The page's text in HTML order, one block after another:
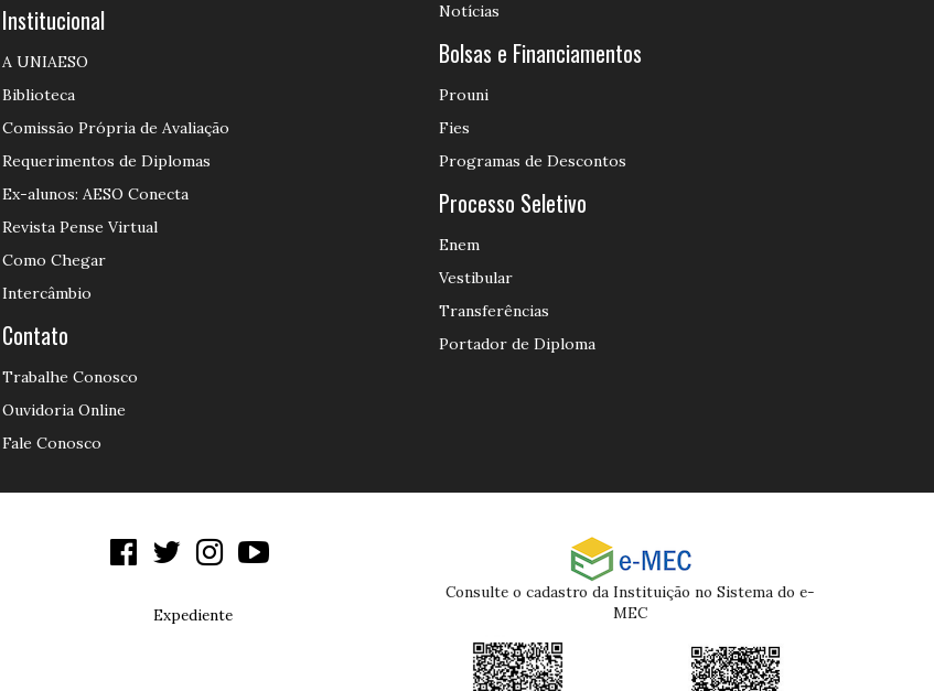
Institucional
A UNIAESO
Biblioteca
Comissão Própria de Avaliação
Requerimentos de Diplomas
Ex-alunos: AESO Conecta
Revista Pense Virtual
Como Chegar
Intercâmbio
Contato
Trabalhe Conosco
Ouvidoria Online
Fale Conosco
Notícias
Bolsas e Financiamentos
Prouni
Fies
Programas de Descontos
Processo Seletivo
Enem
Vestibular
Transferências
Portador de Diploma
Expediente
Consulte o cadastro da Instituição no Sistema do e-
MEC